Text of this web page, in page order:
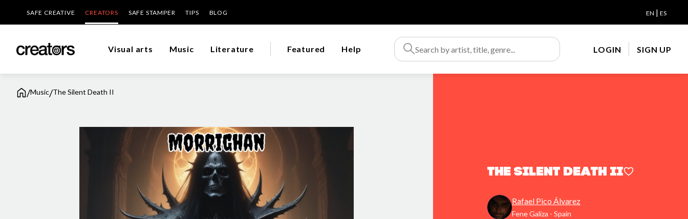
SAFE CREATIVE CREATORS SAFE STAMPER TIPS BLOG EN | ES
Visual arts Music Literature Featured Help LOGIN SIGN UP
/Music/The Silent Death II
The Silent Death II
Rafael Pico Álvarez
Fene Galiza - Spain